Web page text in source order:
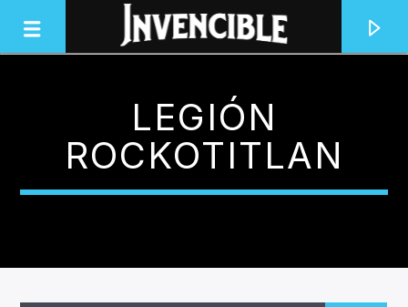
INVENCIBLE RADIO
JUNTOS SOMOS INVENCIBLES
LEGIÓN
ROCKOTITLAN